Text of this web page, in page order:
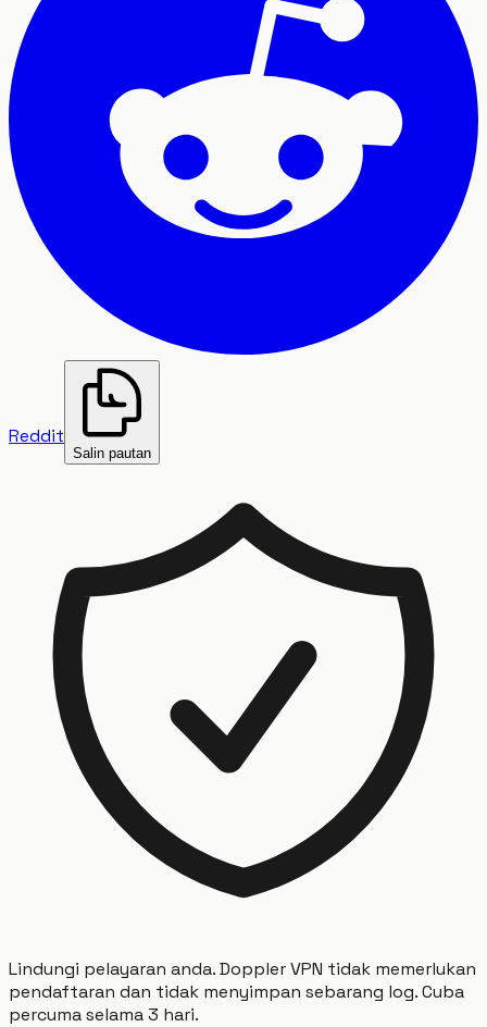
Reddit
Salin pautan
Lindungi pelayaran anda. Doppler VPN tidak memerlukan
pendaftaran dan tidak menyimpan sebarang log. Cuba
percuma selama 3 hari.